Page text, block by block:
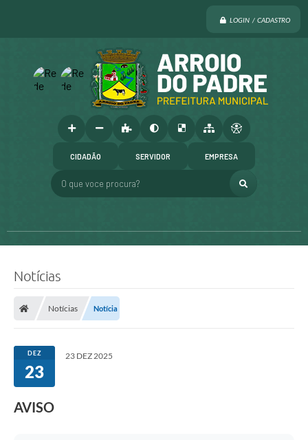
LOGIN / CADASTRO
O que voce procura?
CIDADÃO SERVIDOR EMPRESA
Notícias
Notícias Notícia
DEZ
23
23 DEZ 2025
AVISO